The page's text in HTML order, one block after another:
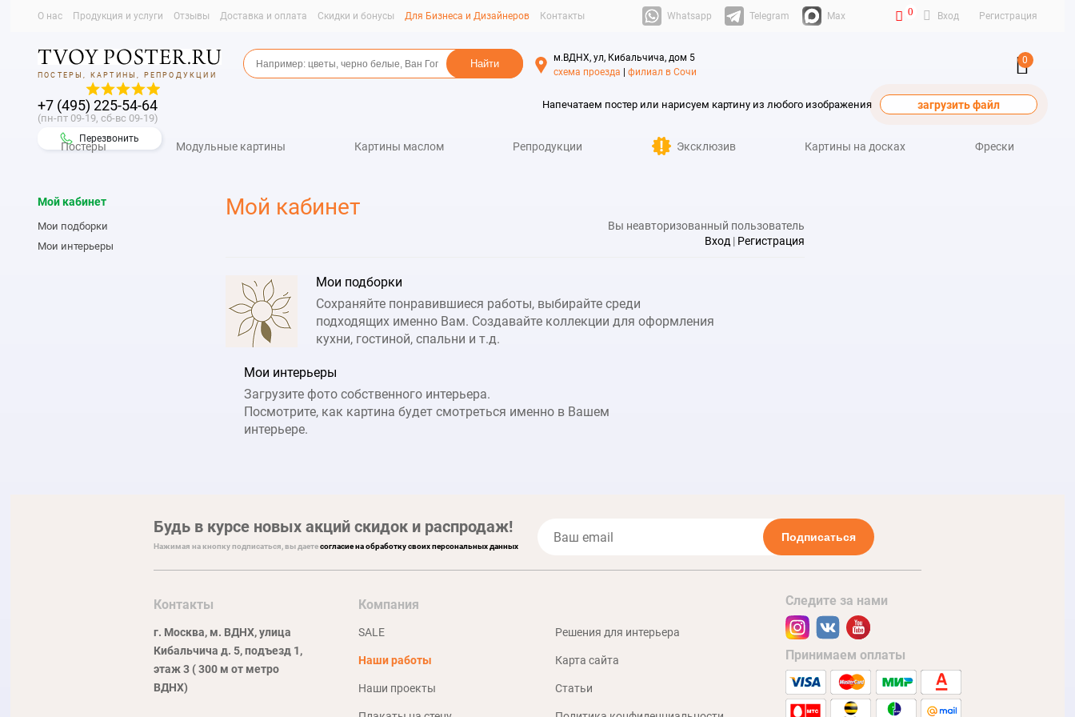
О нас Продукция и услуги Отзывы Доставка и оплата Скидки и бонусы Для Бизнеса и Дизайнеров Контакты Whatsapp Telegram Max 0 Вход Регистрация
ПОСТЕРЫ, КАРТИНЫ, РЕПРОДУКЦИИ
+7 (495) 225-54-64
(пн-пт 09-19, сб-вс 09-19)
Перезвонить
м.ВДНХ, ул, Кибальчича, дом 5
схема проезда
филиал в Сочи
0
Напечатаем постер или нарисуем картину из любого изображения загрузить файл
Постеры Модульные картины Картины маслом Репродукции Эксклюзив Картины на досках Фрески
Мой кабинет
Мои подборки
Мои интерьеры
Мой кабинет
Вы неавторизованный пользователь
Вход | Регистрация
Мои подборки
Сохраняйте понравившиеся работы, выбирайте среди
подходящих именно Вам. Создавайте коллекции для оформления
кухни, гостиной, спальни и т.д.
Мои интерьеры
Загрузите фото собственного интерьера.
Посмотрите, как картина будет смотреться именно в Вашем
интерьере.
Будь в курсе новых акций скидок и распродаж!
Нажимая на кнопку подписаться, вы даетесогласие на обработку своих персональных данных
Подписаться
Контакты
г. Москва, м. ВДНХ, улица
Кибальчича д. 5, подъезд 1,
этаж 3 ( 300 м от метро
ВДНХ)
Компания
SALE
Наши работы
Наши проекты
Решения для интерьера
Карта сайта
Статьи
Следите за нами
Принимаем оплаты